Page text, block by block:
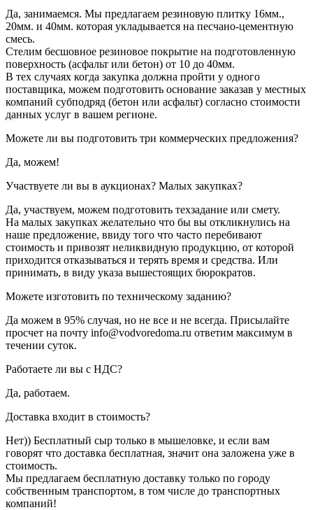
Да, занимаемся. Мы предлагаем резиновую плитку 16мм.,
20мм. и 40мм. которая укладывается на песчано-цементную
смесь.
Стелим бесшовное резиновое покрытие на подготовленную
поверхность (асфальт или бетон) от 10 до 40мм.
В тех случаях когда закупка должна пройти у одного
поставщика, можем подготовить основание заказав у местных
компаний субподряд (бетон или асфальт) согласно стоимости
данных услуг в вашем регионе.
Можете ли вы подготовить три коммерческих предложения?
Да, можем!
Участвуете ли вы в аукционах? Малых закупках?
Да, участвуем, можем подготовить техзадание или смету.
На малых закупках желательно что бы вы откликнулись на
наше предложение, ввиду того что часто перебивают
стоимость и привозят неликвидную продукцию, от которой
приходится отказываться и терять время и средства. Или
принимать, в виду указа вышестоящих бюрократов.
Можете изготовить по техническому заданию?
Да можем в 95% случая, но не все и не всегда. Присылайте
просчет на почту info@vodvoredoma.ru ответим максимум в
течении суток.
Работаете ли вы с НДС?
Да, работаем.
Доставка входит в стоимость?
Нет)) Бесплатный сыр только в мышеловке, и если вам
говорят что доставка бесплатная, значит она заложена уже в
стоимость.
Мы предлагаем бесплатную доставку только по городу
собственным транспортом, в том числе до транспортных
компаний!